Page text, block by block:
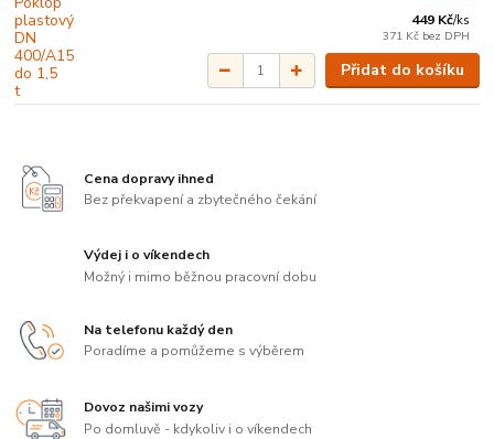
449 Kč/ks
371 Kč bez DPH
Přidat do košíku
Cena dopravy ihned
Bez překvapení a zbytečného čekání
Výdej i o víkendech
Možný i mimo běžnou pracovní dobu
Na telefonu každý den
Poradíme a pomůžeme s výběrem
Dovoz našimi vozy
Po domluvě - kdykoliv i o víkendech